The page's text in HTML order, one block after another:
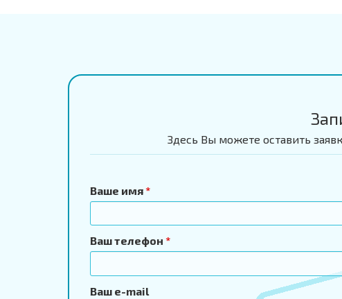
Здесь Вы можете оставить
Ваше имя *
Ваш телефон *
Ваш e-mail